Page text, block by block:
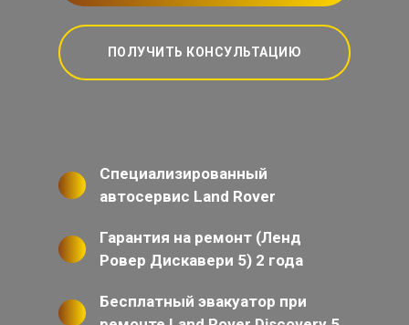
ПОЛУЧИТЬ КОНСУЛЬТАЦИЮ
Специализированный
автосервис Land Rover
Гарантия на ремонт (Ленд
Ровер Дискавери 5) 2 года
Бесплатный эвакуатор при